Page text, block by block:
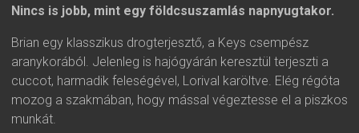
N incs is jobb, mint egy földcsuszamlás napnyugtakor.
Brian egy klasszikus drogterjesztő, a Keys csempész
aranykorából. Jelenleg is hajógyárán keresztül terjeszti a
cuccot, harmadik feleségével, Lorival karöltve. Elég régóta
mozog a szakmában, hogy mással végeztesse el a piszkos
munkát.